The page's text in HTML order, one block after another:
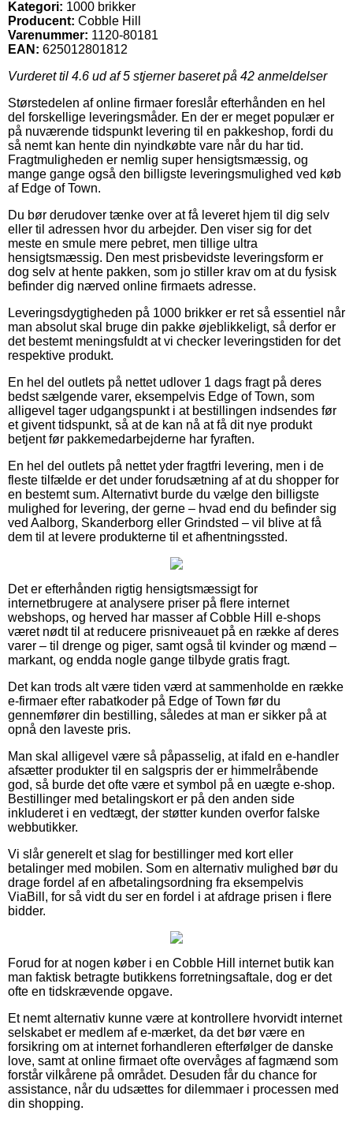
Kategori: 1000 brikker
Producent: Cobble Hill
Varenummer: 1120-80181
EAN: 625012801812
Vurderet til 4.6 ud af 5 stjerner baseret på 42 anmeldelser
Størstedelen af online firmaer foreslår efterhånden en hel
del forskellige leveringsmåder. En der er meget populær er
på nuværende tidspunkt levering til en pakkeshop, fordi du
så nemt kan hente din nyindkøbte vare når du har tid.
Fragtmuligheden er nemlig super hensigtsmæssig, og
mange gange også den billigste leveringsmulighed ved køb
af Edge of Town.
Du bør derudover tænke over at få leveret hjem til dig selv
eller til adressen hvor du arbejder. Den viser sig for det
meste en smule mere pebret, men tillige ultra
hensigtsmæssig. Den mest prisbevidste leveringsform er
dog selv at hente pakken, som jo stiller krav om at du fysisk
befinder dig nærved online firmaets adresse.
Leveringsdygtigheden på 1000 brikker er ret så essentiel når
man absolut skal bruge din pakke øjeblikkeligt, så derfor er
det bestemt meningsfuldt at vi checker leveringstiden for det
respektive produkt.
En hel del outlets på nettet udlover 1 dags fragt på deres
bedst sælgende varer, eksempelvis Edge of Town, som
alligevel tager udgangspunkt i at bestillingen indsendes før
et givent tidspunkt, så at de kan nå at få dit nye produkt
betjent før pakkemedarbejderne har fyraften.
En hel del outlets på nettet yder fragtfri levering, men i de
fleste tilfælde er det under forudsætning af at du shopper for
en bestemt sum. Alternativt burde du vælge den billigste
mulighed for levering, der gerne – hvad end du befinder sig
ved Aalborg, Skanderborg eller Grindsted – vil blive at få
dem til at levere produkterne til et afhentningssted.
Det er efterhånden rigtig hensigtsmæssigt for
internetbrugere at analysere priser på flere internet
webshops, og herved har masser af Cobble Hill e-shops
været nødt til at reducere prisniveauet på en række af deres
varer – til drenge og piger, samt også til kvinder og mænd –
markant, og endda nogle gange tilbyde gratis fragt.
Det kan trods alt være tiden værd at sammenholde en række
e-firmaer efter rabatkoder på Edge of Town før du
gennemfører din bestilling, således at man er sikker på at
opnå den laveste pris.
Man skal alligevel være så påpasselig, at ifald en e-handler
afsætter produkter til en salgspris der er himmelråbende
god, så burde det ofte være et symbol på en uægte e-shop.
Bestillinger med betalingskort er på den anden side
inkluderet i en vedtægt, der støtter kunden overfor falske
webbutikker.
Vi slår generelt et slag for bestillinger med kort eller
betalinger med mobilen. Som en alternativ mulighed bør du
drage fordel af en afbetalingsordning fra eksempelvis
ViaBill, for så vidt du ser en fordel i at afdrage prisen i flere
bidder.
Forud for at nogen køber i en Cobble Hill internet butik kan
man faktisk betragte butikkens forretningsaftale, dog er det
ofte en tidskrævende opgave.
Et nemt alternativ kunne være at kontrollere hvorvidt internet
selskabet er medlem af e-mærket, da det bør være en
forsikring om at internet forhandleren efterfølger de danske
love, samt at online firmaet ofte overvåges af fagmænd som
forstår vilkårene på området. Desuden får du chance for
assistance, når du udsættes for dilemmaer i processen med
din shopping.